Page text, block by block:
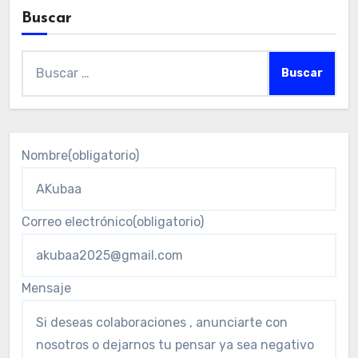
Buscar
Nombre(obligatorio)
Correo electrónico(obligatorio)
Mensaje